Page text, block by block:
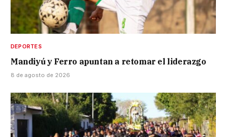
DEPORTES
Mandiyú y Ferro apuntan a retomar el liderazgo
8 de agosto de 2026